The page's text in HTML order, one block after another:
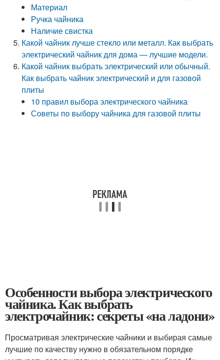
Материал
Ручка чайника
Наличие свистка
Какой чайник лучше стекло или металл. Как выбрать
электрический чайник для дома — лучшие модели.
Какой чайник выбрать электрический или обычный.
Как выбрать чайник электрический и для газовой
плиты
10 правил выбора электрического чайника
Советы по выбору чайника для газовой плиты
Особенности выбора электрического
чайника. Как выбрать
электрочайник: секреты «на ладони»
Просматривая электрические чайники и выбирая самые
лучшие по качеству нужно в обязательном порядке